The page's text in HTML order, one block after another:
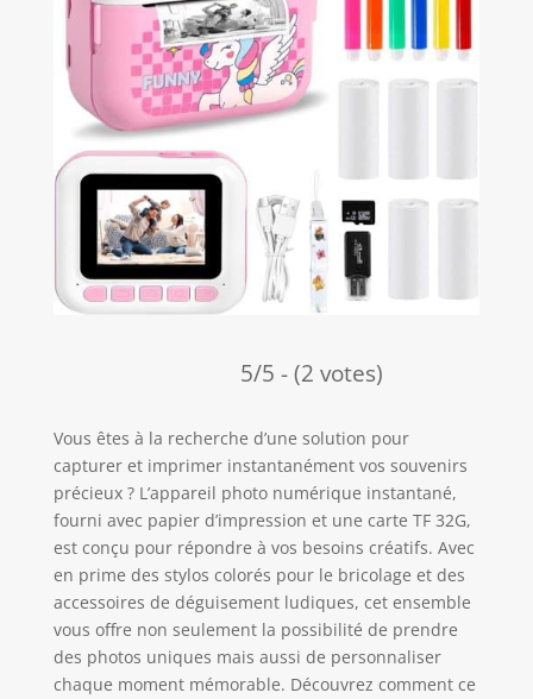
5/5 - (2 votes)
Vous êtes à la recherche d’une solution pour
capturer et imprimer instantanément vos souvenirs
précieux ? L’appareil photo numérique instantané,
fourni avec papier d’impression et une carte TF 32G,
est conçu pour répondre à vos besoins créatifs. Avec
en prime des stylos colorés pour le bricolage et des
accessoires de déguisement ludiques, cet ensemble
vous offre non seulement la possibilité de prendre
des photos uniques mais aussi de personnaliser
chaque moment mémorable. Découvrez comment ce